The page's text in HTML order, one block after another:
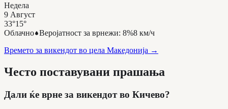
Недела
9 Август
33°15°
Облачно Веројатност за врнежи: 8%8 км/ч
Времето за викендот во цела Македонија →
Често поставувани прашања
Дали ќе врне за викендот во Кичево?